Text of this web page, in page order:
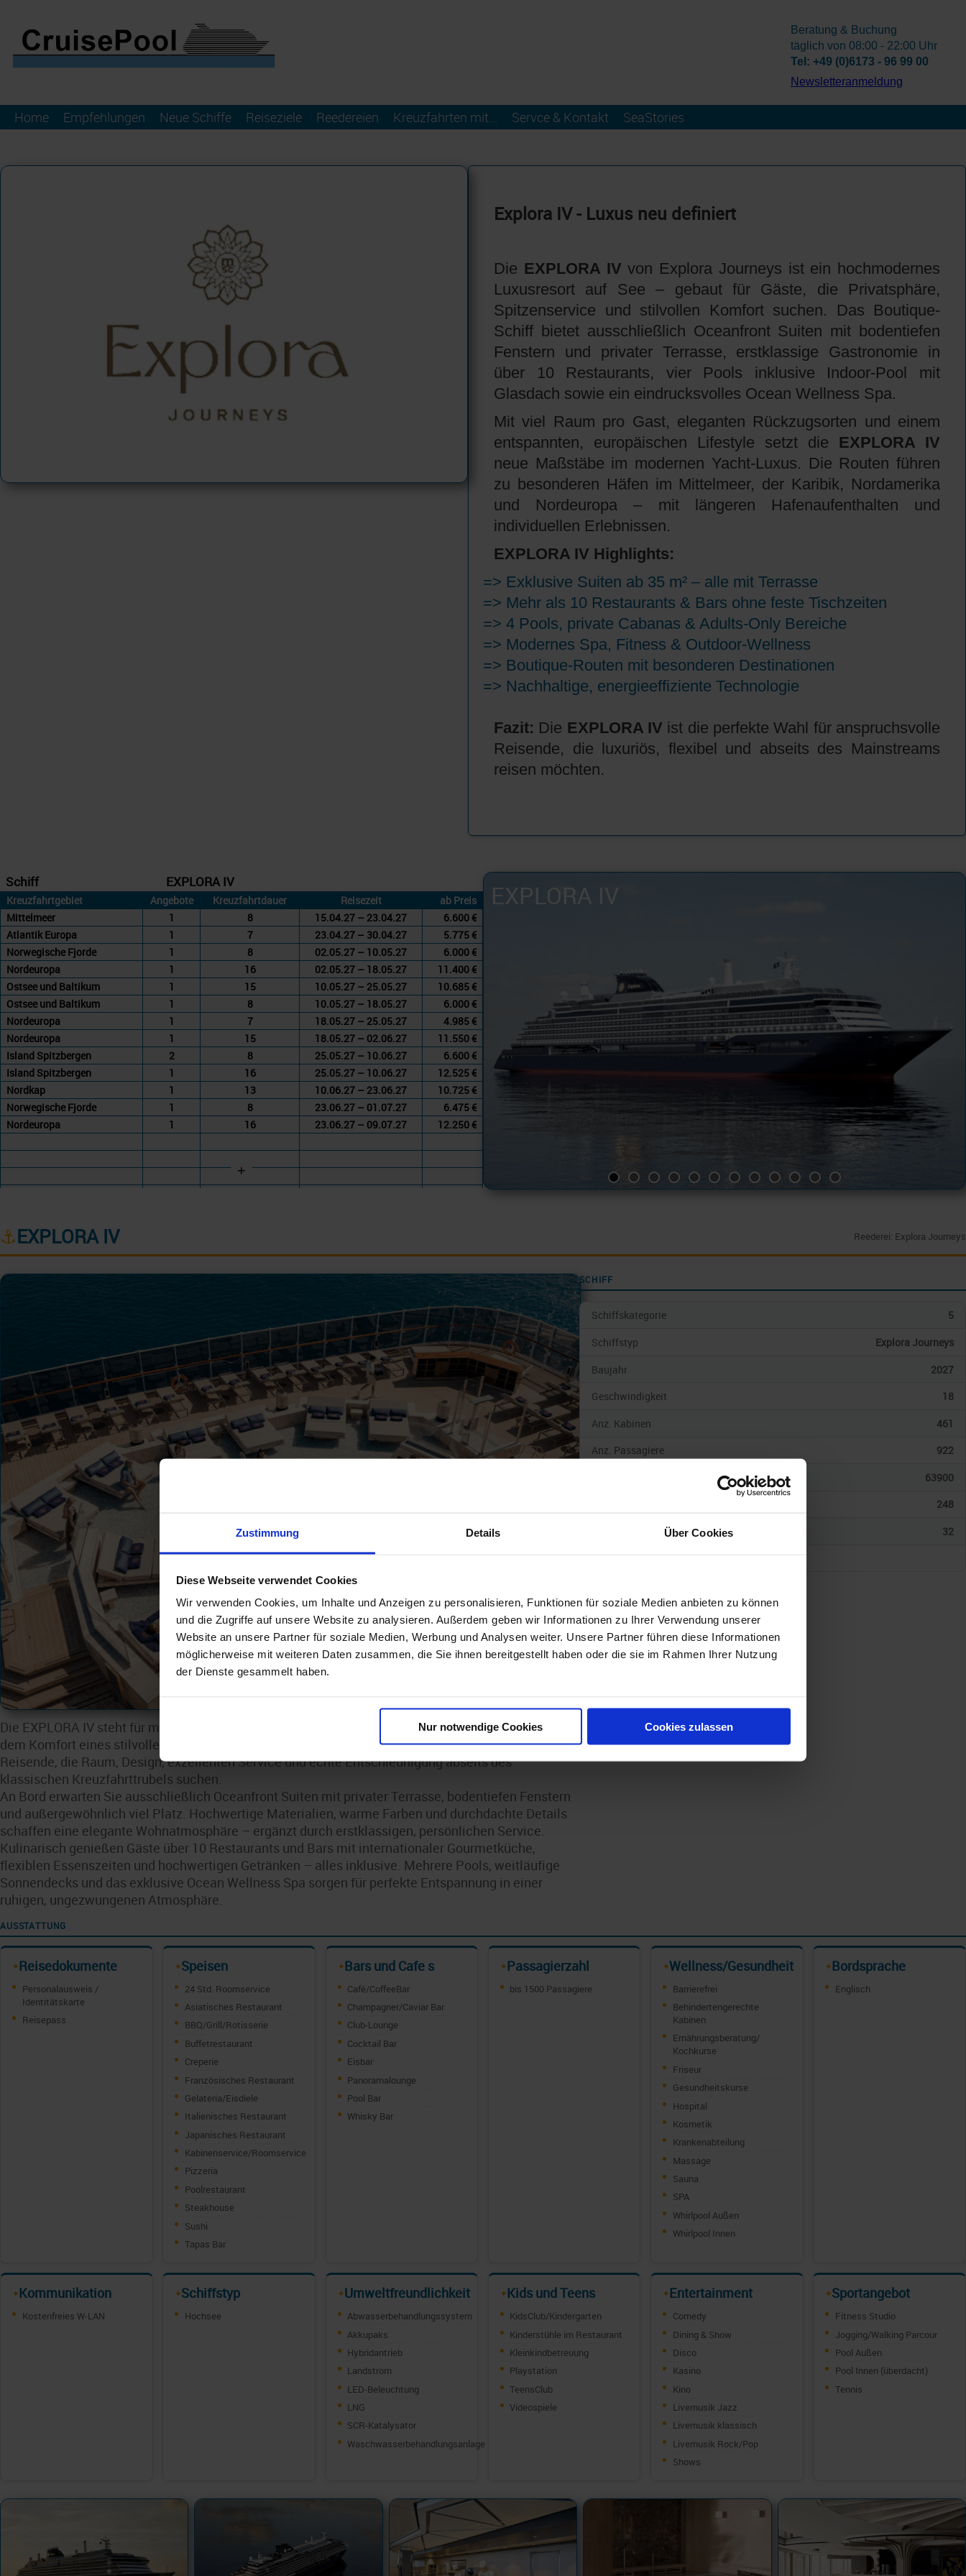
Zustimmung Details Über Cookies
Diese Webseite verwendet Cookies
Wir verwenden Cookies, um Inhalte und Anzeigen zu personalisieren, Funktionen für soziale Medien anbieten zu können
und die Zugriffe auf unsere Website zu analysieren. Außerdem geben wir Informationen zu Ihrer Verwendung unserer
Website an unsere Partner für soziale Medien, Werbung und Analysen weiter. Unsere Partner führen diese Informationen
möglicherweise mit weiteren Daten zusammen, die Sie ihnen bereitgestellt haben oder die sie im Rahmen Ihrer Nutzung
der Dienste gesammelt haben.
Nur notwendige Cookies Cookies zulassen
Home Empfehlungen Neue Schiffe Reiseziele Reedereien Kreuzfahrten mit... Servce & Kontakt SeaStories
Beratung & Buchung
täglich von 08:00 - 22:00 Uhr
Tel: +49 (0)6173 - 96 99 00
­Newsletteranmeldung
Explora IV - Luxus neu definiert
Die EXPLORA IV von Explora Journeys ist ein hochmodernes
Luxusresort auf See – gebaut für Gäste, die Privatsphäre,
Spitzenservice und stilvollen Komfort suchen. Das Boutique-
Schiff bietet ausschließlich Oceanfront Suiten mit bodentiefen
Fenstern und privater Terrasse, erstklassige Gastronomie in
über 10 Restaurants, vier Pools inklusive Indoor-Pool mit
Glasdach sowie ein eindrucksvolles Ocean Wellness Spa.
Mit viel Raum pro Gast, eleganten Rückzugsorten und einem
entspannten, europäischen Lifestyle setzt die EXPLORA IV
neue Maßstäbe im modernen Yacht-Luxus. Die Routen führen
zu besonderen Häfen im Mittelmeer, der Karibik, Nordamerika
und Nordeuropa – mit längeren Hafenaufenthalten und
individuellen Erlebnissen.
EXPLORA IV Highlights:
=> Exklusive Suiten ab 35 m² – alle mit Terrasse
=> Mehr als 10 Restaurants & Bars ohne feste Tischzeiten
=> 4 Pools, private Cabanas & Adults-Only Bereiche
=> Modernes Spa, Fitness & Outdoor-Wellness
=> Boutique-Routen mit besonderen Destinationen
=> Nachhaltige, energieeffiziente Technologie
Fazit: Die EXPLORA IV ist die perfekte Wahl für anspruchsvolle
Reisende, die luxuriös, flexibel und abseits des Mainstreams
reisen möchten.
Schiff EXPLORA IV
Kreuzfahrtgebiet Angebote Kreuzfahrtdauer Reisezeit
ab Preis
Mittelmeer
1 8 15.04.27 – 23.04.27
6.600 €
Atlantik Europa
1 7 23.04.27 – 30.04.27
5.775 €
Norwegische Fjorde
1 8 02.05.27 – 10.05.27
6.000 €
Nordeuropa
1 16 02.05.27 – 18.05.27
11.400 €
Ostsee und Baltikum
1 15 10.05.27 – 25.05.27
10.685 €
Ostsee und Baltikum
1 8 10.05.27 – 18.05.27
6.000 €
Nordeuropa
1 7 18.05.27 – 25.05.27
4.985 €
Nordeuropa
1 15 18.05.27 – 02.06.27
11.550 €
Island Spitzbergen
2 8 25.05.27 – 10.06.27
6.600 €
Island Spitzbergen
1 16 25.05.27 – 10.06.27
12.525 €
Nordkap
1 13 10.06.27 – 23.06.27
10.725 €
Norwegische Fjorde
1 8 23.06.27 – 01.07.27
6.475 €
Nordeuropa
1 16 23.06.27 – 09.07.27 12.250 €
+
EXPLORA IV
⚓EXPLORA IV Reederei: Explora Journeys
Die EXPLORA IV steht für modernen Luxus auf See und verbindet das Gefühl einer privaten Yacht mit
dem Komfort eines stilvollen Boutique-Resorts. Großzügig, ruhig und elegant richtet sie sich an
Reisende, die Raum, Design, exzellenten Service und echte Entschleunigung abseits des
klassischen Kreuzfahrttrubels suchen.
An Bord erwarten Sie ausschließlich Oceanfront Suiten mit privater Terrasse, bodentiefen Fenstern
und außergewöhnlich viel Platz. Hochwertige Materialien, warme Farben und durchdachte Details
schaffen eine elegante Wohnatmosphäre – ergänzt durch erstklassigen, persönlichen Service.
Kulinarisch genießen Gäste über 10 Restaurants und Bars mit internationaler Gourmetküche,
flexiblen Essenszeiten und hochwertigen Getränken – alles inklusive. Mehrere Pools, weitläufige
Sonnendecks und das exklusive Ocean Wellness Spa sorgen für perfekte Entspannung in einer
ruhigen, ungezwungenen Atmosphäre.
SCHIFF
Schiffskategorie
5
Schiffstyp
Explora Journeys
Baujahr
2027
Geschwindigkeit
18
Anz. Kabinen
461
Anz. Passagiere
922
63900
248
32
AUSSTATTUNG
✦Reisedokumente
Personalausweis /
Identitätskarte
Reisepass
✦Speisen
24 Std. Roomservice
Asiatisches Restaurant
BBQ/Grill/Rotisserie
Buffetrestaurant
Creperie
Französisches Restaurant
Gelateria/Eisdiele
Italienisches Restaurant
Japanisches Restaurant
Kabinenservice/Roomservice
Pizzeria
Poolrestaurant
Steakhouse
Sushi
Tapas Bar
✦Bars und Cafe s
Café/CoffeeBar
Champagner/Caviar Bar
Club-Lounge
Cocktail Bar
Eisbar
Panoramalounge
Pool Bar
Whisky Bar
✦Passagierzahl
bis 1500 Passagiere
✦Wellness/Gesundheit
Barrierefrei
Behindertengerechte
Kabinen
Ernährungsberatung/
Kochkurse
Friseur
Gesundheitskurse
Hospital
Kosmetik
Krankenabteilung
Massage
Sauna
SPA
Whirlpool Außen
Whirlpool Innen
✦Bordsprache
Englisch
✦Kommunikation
Kostenfreies W-LAN
✦Schiffstyp
Hochsee
✦Umweltfreundlichkeit
Abwasserbehandlungssystem
Akkupaks
Hybridantrieb
Landstrom
LED-Beleuchtung
LNG
SCR-Katalysator
Waschwasserbehandlungsanlage
✦Kids und Teens
KidsClub/Kindergarten
Kinderstühle im Restaurant
Kleinkindbetreuung
Playstation
TeensClub
Videospiele
✦Entertainment
Comedy
Dining & Show
Disco
Kasino
Kino
Livemusik Jazz
Livemusik klassisch
Livemusik Rock/Pop
Shows
✦Sportangebot
Fitness Studio
Jogging/Walking Parcour
Pool Außen
Pool Innen (überdacht)
Tennis